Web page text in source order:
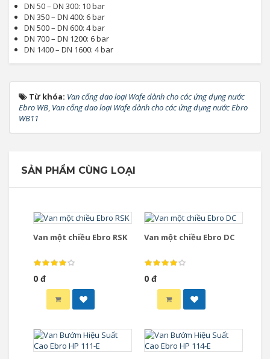
DN 50 – DN 300: 10 bar
DN 350 – DN 400: 6 bar
DN 500 – DN 600: 4 bar
DN 700 – DN 1200: 6 bar
DN 1400 – DN 1600: 4 bar
Từ khóa: Van cổng dao loại Wafe dành cho các ứng dụng nước
Ebro WB, Van cổng dao loại Wafe dành cho các ứng dụng nước Ebro
WB11
SẢN PHẨM CÙNG LOẠI
Van một chiều Ebro RSK
0 đ
Van một chiều Ebro DC
0 đ